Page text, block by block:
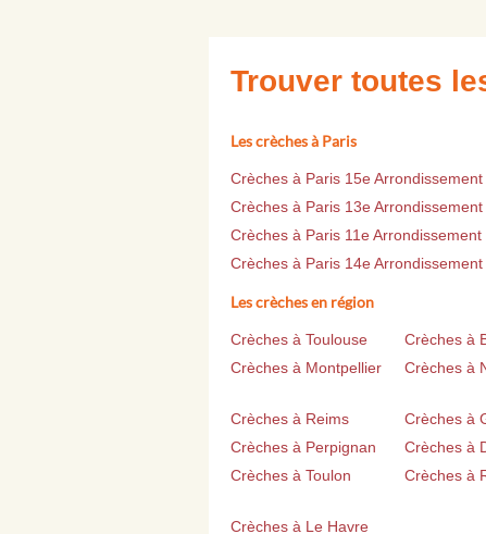
Trouver toutes
Les crèches à Paris
Crèches à Paris 15e Arrondissement
Crèches à Paris 13e Arrondissement
Crèches à Paris 11e Arrondissement
Crèches à Paris 14e Arrondissement
Les crèches en région
Crèches à Toulouse Crèches à
Crèches à Montpellier
Crèches à
Crèches à Reims
Crèches à
Crèches à Perpignan
Crèches à
Crèches à Toulon
Crèches à
Crèches à Le Havre